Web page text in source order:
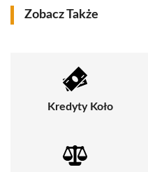
Zobacz Także
Kredyty Koło